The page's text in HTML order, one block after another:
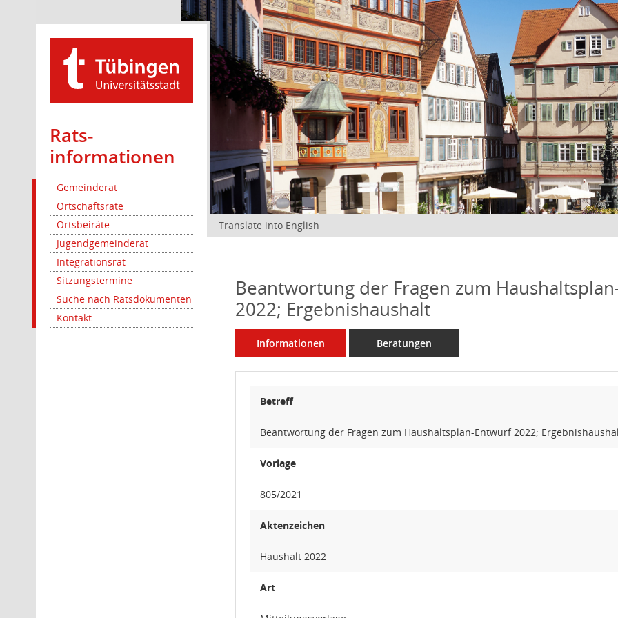
Rats­
informationen
Gemeinderat
Ortschaftsräte
Ortsbeiräte
Jugendgemeinderat
Integrationsrat
Sitzungstermine
Suche nach Ratsdokumenten
Kontakt
Translate into English
Beantwortung der Fragen zum
2022; Ergebnishaushalt
Informationen Beratungen
Betreff
Beantwortung der Fragen zum Haushaltsplan-Entwurf 2022;
Vorlage
805/2021
Aktenzeichen
Haushalt 2022
Art